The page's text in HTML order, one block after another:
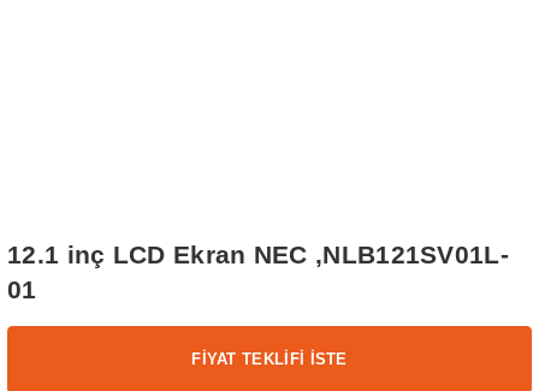
12.1 inç LCD Ekran NEC ,NLB121SV01L-
01
FİYAT TEKLİFİ İSTE